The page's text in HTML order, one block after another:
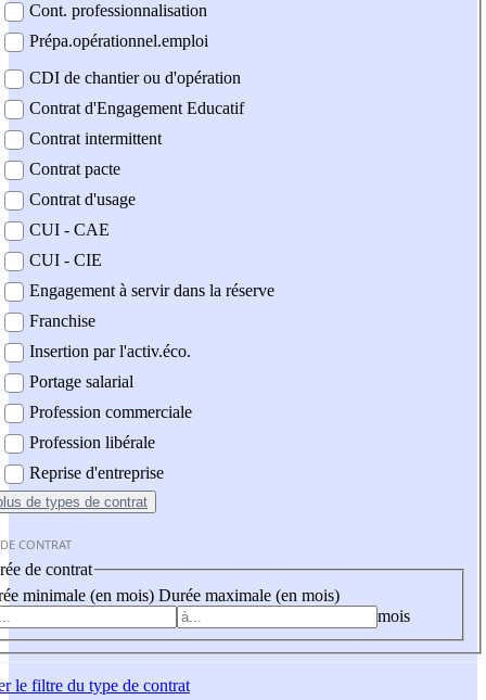
Cont. professionnalisation
Prépa.opérationnel.emploi
CDI de chantier ou d'opération
Contrat d'Engagement Educatif
Contrat intermittent
Contrat pacte
Contrat d'usage
CUI - CAE
CUI - CIE
Engagement à servir dans la réserve
Franchise
Insertion par l'activ.éco.
Portage salarial
Profession commerciale
Profession libérale
Reprise d'entreprise
de types de contrat
CONTRAT
de contrat
minimale (en mois) Durée maximale (en mois)
mois
le filtre du type de contrat